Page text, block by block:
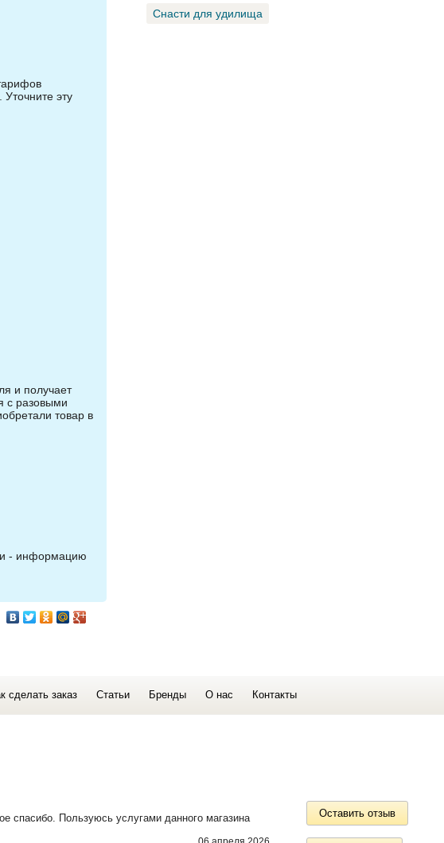
эту
и получает
с разовыми
товар в
- информацию
Снасти для удилища
сделать заказ Статьи Бренды О нас Контакты
спасибо. Пользуюсь услугами данного магазина
Оставить отзыв